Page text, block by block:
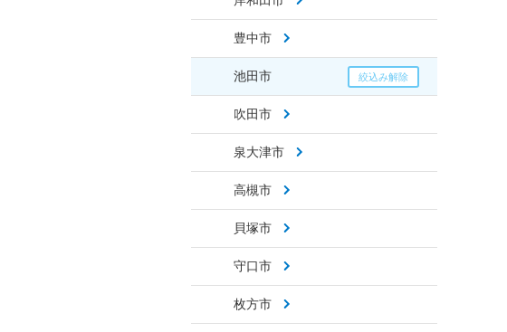
豊中市
池田市
吹田市
泉大津市
高槻市
貝塚市
守口市
枚方市